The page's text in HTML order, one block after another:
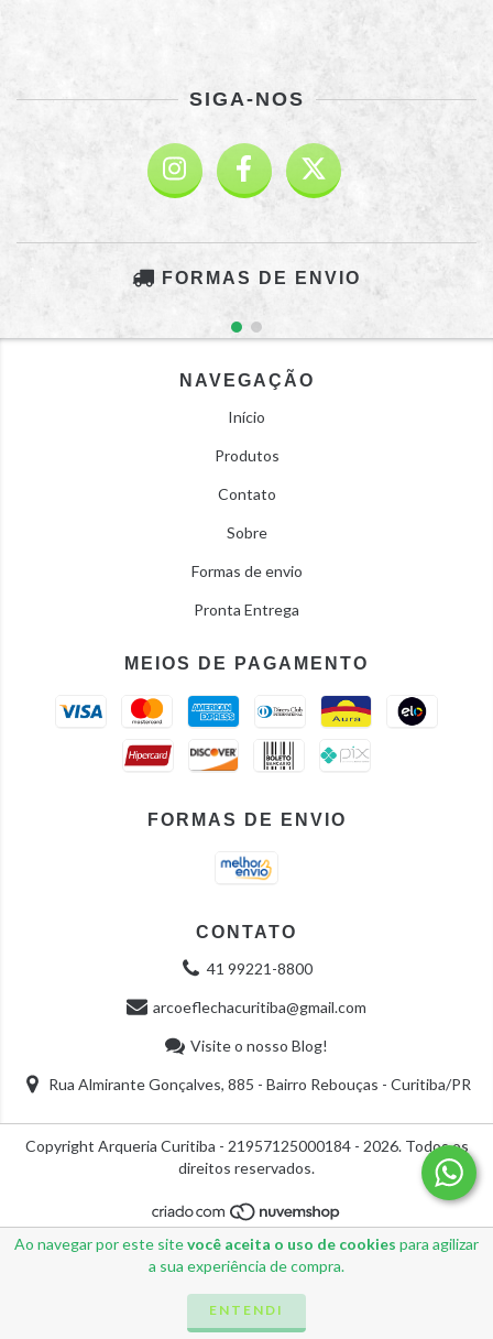
Ao navegar por este sitevocê aceita o uso de cookies para agilizar
a sua experiência de compra.
ENTENDI
SIGA-NOS
FORMAS DE ENVIO
NAVEGAÇÃO
Início
Produtos
Contato
Sobre
Formas de envio
Pronta Entrega
MEIOS DE PAGAMENTO
FORMAS DE ENVIO
CONTATO
41 99221-8800
arcoeflechacuritiba@gmail.com
Visite o nosso Blog!
Rua Almirante Gonçalves, 885 - Bairro Rebouças - Curitiba/PR
Copyright Arqueria Curitiba - 21957125000184 - 2026. Todos os
direitos reservados.